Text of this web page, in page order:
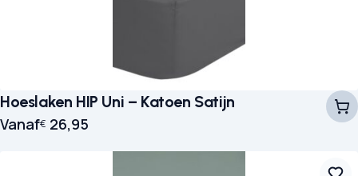
Hoeslaken HIP Uni – Katoen Satijn
Vanaf€ 26,95